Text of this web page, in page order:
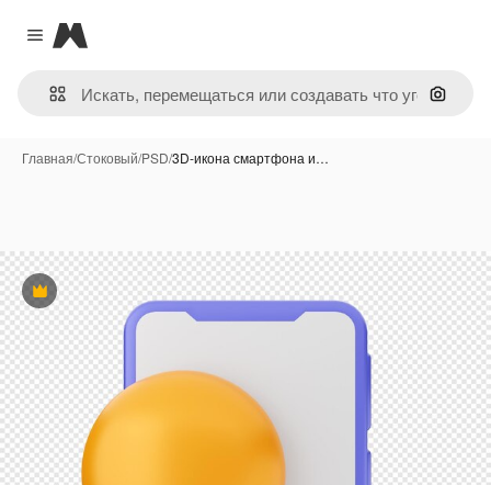
Close menu
Magnific
Поиск
Главная/Стоковый/PSD/3D-икона смартфона и…
Премиум